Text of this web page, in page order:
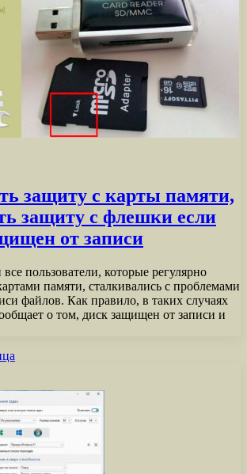
защиту с карты памяти,
защиту с флешки если
от записи
пользователи, которые регулярно
памяти, сталкивались с проблемами
файлов. Как правило, в таких случаях
о том, диск защищен от записи и